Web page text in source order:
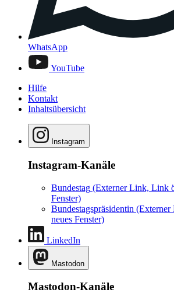
WhatsApp
YouTube
Hilfe
Kontakt
Inhaltsübersicht
Instagram
Instagram-Kanäle
Bundestag (Externer Link, Link
Fenster)
Bundestagspräsidentin
neues Fenster)
LinkedIn
Mastodon
Mastodon-Kanäle